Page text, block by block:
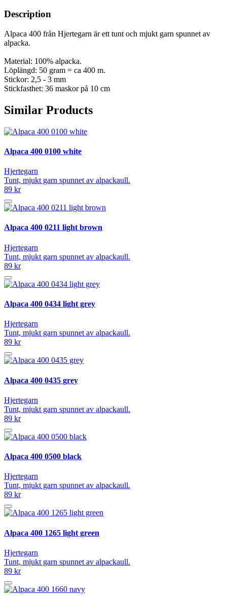
Description
Alpaca 400 från Hjertegarn är ett tunt och mjukt garn spunnet av
alpacka.
Material: 100% alpacka.
Löplängd: 50 gram = ca 400 m.
Stickor: 2,5 - 3 mm
Stickfasthet: 36 maskor på 10 cm
Similar Products
Alpaca 400 0100 white
Hjertegarn
Tunt, mjukt garn spunnet av alpackaull.
89 kr
Alpaca 400 0211 light brown
Hjertegarn
Tunt, mjukt garn spunnet av alpackaull.
89 kr
Alpaca 400 0434 light grey
Hjertegarn
Tunt, mjukt garn spunnet av alpackaull.
89 kr
Alpaca 400 0435 grey
Hjertegarn
Tunt, mjukt garn spunnet av alpackaull.
89 kr
Alpaca 400 0500 black
Hjertegarn
Tunt, mjukt garn spunnet av alpackaull.
89 kr
Alpaca 400 1265 light green
Hjertegarn
Tunt, mjukt garn spunnet av alpackaull.
89 kr